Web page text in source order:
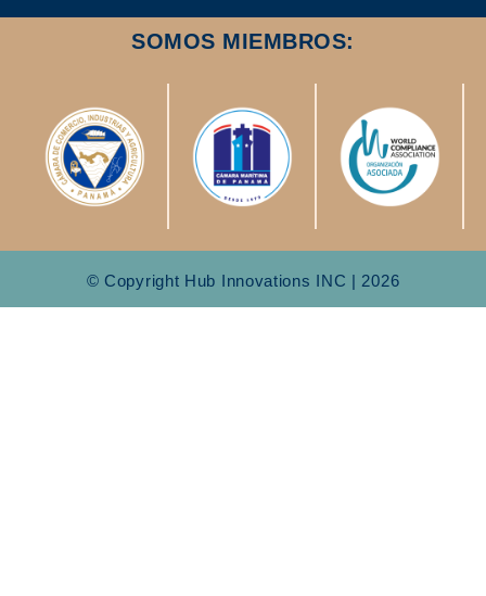
SOMOS MIEMBROS:
© Copyright Hub Innovations INC | 2026